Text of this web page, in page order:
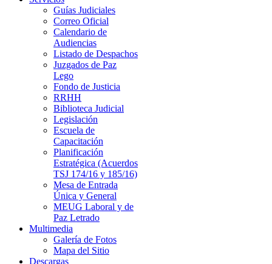
Guías Judiciales
Correo Oficial
Calendario de
Audiencias
Listado de Despachos
Juzgados de Paz
Lego
Fondo de Justicia
RRHH
Biblioteca Judicial
Legislación
Escuela de
Capacitación
Planificación
Estratégica (Acuerdos
TSJ 174/16 y 185/16)
Mesa de Entrada
Única y General
MEUG Laboral y de
Paz Letrado
Multimedia
Galería de Fotos
Mapa del Sitio
Descargas